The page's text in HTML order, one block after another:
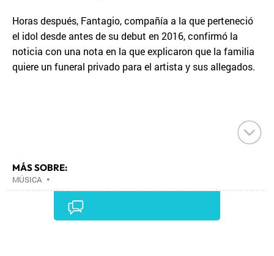
Horas después, Fantagio, compañía a la que perteneció
el idol desde antes de su debut en 2016, confirmó la
noticia con una nota en la que explicaron que la familia
quiere un funeral privado para el artista y sus allegados.
MÁS SOBRE:
MÚSICA •